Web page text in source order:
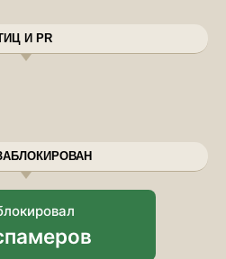
И PR